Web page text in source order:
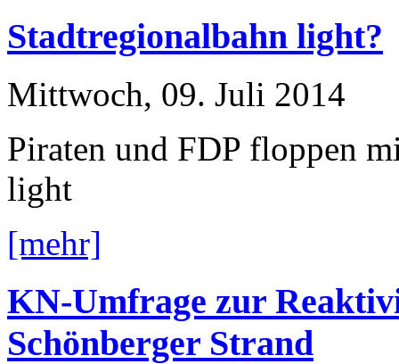
Stadtregionalbahn light?
Mittwoch, 09. Juli 2014
Piraten und FDP floppen
light
[mehr]
KN-Umfrage zur
Schönberger Strand